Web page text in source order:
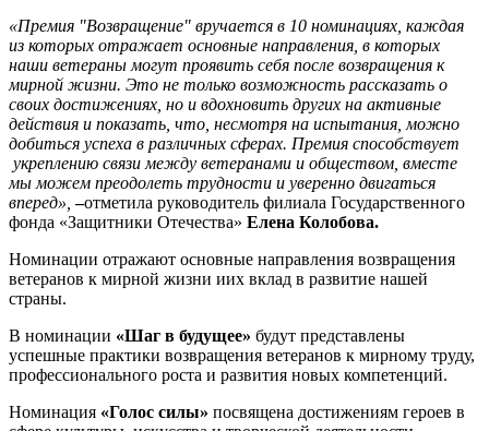
«Премия "Возвращение" вручается в 10 номинациях, каждая
из которых отражает основные направления, в которых
наши ветераны могут проявить себя после возвращения к
мирной жизни. Это не только возможность рассказать о
своих достижениях, но и вдохновить других на активные
действия и показать, что, несмотря на испытания, можно
добиться успеха в различных сферах. Премия способствует
укреплению связи между ветеранами и обществом, вместе
мы можем преодолеть трудности и уверенно двигаться
вперед», –отметила руководитель филиала Государственного
фонда «Защитники Отечества» Елена Колобова.
Номинации отражают основные направления возвращения
ветеранов к мирной жизни иих вклад в развитие нашей
страны.
В номинации «Шаг в будущее» будут представлены
успешные практики возвращения ветеранов к мирному труду,
профессионального роста и развития новых компетенций.
Номинация «Голос силы» посвящена достижениям героев в